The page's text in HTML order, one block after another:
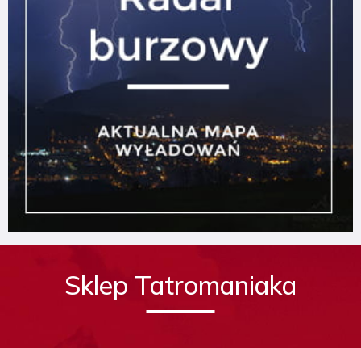
Sklep Tatromaniaka